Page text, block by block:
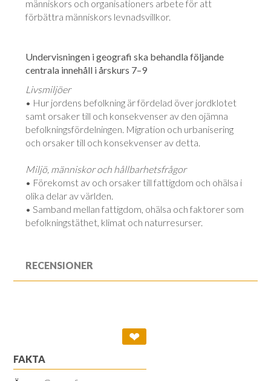
människors och organisationers arbete för att
förbättra människors levnadsvillkor.
Undervisningen i geografi ska behandla följande
centrala innehåll i årskurs 7–9
Livsmiljöer
• Hur jordens befolkning är fördelad över jordklotet
samt orsaker till och konsekvenser av den ojämna
befolkningsfördelningen. Migration och urbanisering
och orsaker till och konsekvenser av detta.
Miljö, människor och hållbarhetsfrågor
• Förekomst av och orsaker till fattigdom och ohälsa i
olika delar av världen.
• Samband mellan fattigdom, ohälsa och faktorer som
befolkningstäthet, klimat och naturresurser.
RECENSIONER
❤
FAKTA